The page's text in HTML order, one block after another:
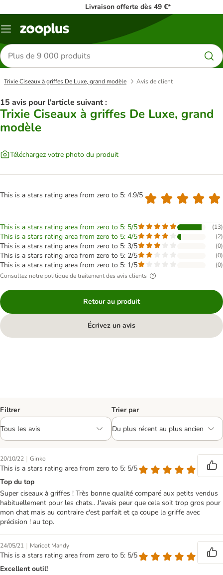
Livraison offerte dès 49 €*
Menu
Rechercher
des
produits
Trixie Ciseaux à griffes De Luxe, grand modèle Avis de client
15 avis pour l'article suivant :
Trixie Ciseaux à griffes De Luxe, grand
modèle
Téléchargez votre photo du produit
This is a stars rating area from zero to 5: 4.9/5
This is a stars rating area from zero to 5: 5/5 (13)
This is a stars rating area from zero to 5: 4/5 (2)
This is a stars rating area from zero to 5: 3/5 (0)
This is a stars rating area from zero to 5: 2/5 (0)
This is a stars rating area from zero to 5: 1/5 (0)
Consultez notre politique de traitement des avis clients
Retour au produit
Écrivez un avis
Filtrer Trier par
20/10/22 | Ginko
This is a stars rating area from zero to 5: 5/5
Top du top
Super ciseaux à griffes ! Très bonne qualité comparé aux petits vendus
habituellement pour les chats.. J'avais peur que cela soit trop gros pour
mon chat mais au contraire c'est parfait et ça coupe la griffe avec
précision ! au top.
24/05/21 | Maricot Mandy
This is a stars rating area from zero to 5: 5/5
Excellent outil!